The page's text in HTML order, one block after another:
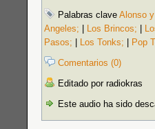
Palabras clave Alonso
Angeles;
Los Brincos;
Pasos;
Los Tonks; Pop
Comentarios (0)
Editado por radiokras
Este audio ha sido